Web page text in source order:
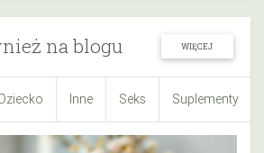
na blogu WIĘCEJ
Dziecko Inne Seks Suplementy